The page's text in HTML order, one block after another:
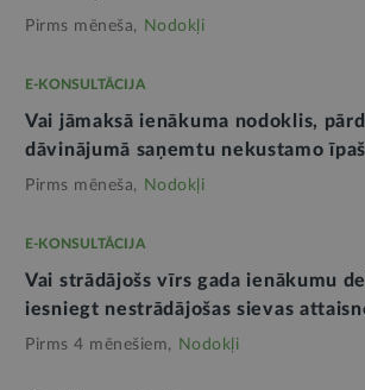
Pirms mēneša, Nodokļi
E-KONSULTĀCIJA
Vai jāmaksā ienākuma nodoklis,
dāvinājumā saņemtu nekustamo
Pirms mēneša, Nodokļi
E-KONSULTĀCIJA
Vai strādājošs vīrs gada ienākumu
iesniegt nestrādājošas sievas
Pirms 4 mēnešiem, Nodokļi